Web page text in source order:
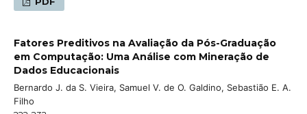
Fatores Preditivos na Avaliação da Pós-Graduação
em Computação: Uma Análise com Mineração de
Dados Educacionais
Bernardo J. da S. Vieira, Samuel V. de O. Galdino, Sebastião E. A.
Filho